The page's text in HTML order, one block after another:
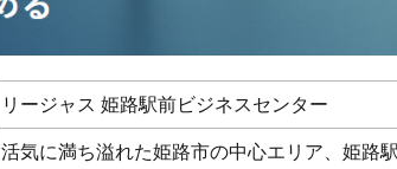
リージャス 姫路駅前ビジネスセンター
活気に満ち溢れた姫路市の中心エリア、姫路